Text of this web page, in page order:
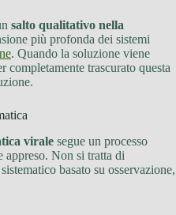
salto qualitativo nella
più profonda dei sistemi
. Quando la soluzione viene
trascurato questa
virale segue un processo
appreso. Non si tratta di
basato su osservazione,